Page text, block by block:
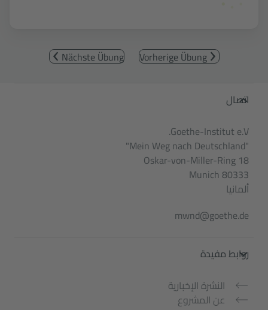
Vorherige Übung
Nächste Übung
Service- und Informationsbereich
اتصال
Goethe-Institut e.V.
"Mein Weg nach Deutschland"
Oskar-von-Miller-Ring 18
80333 Munich
ألمانيا
mwnd@goethe.de
روابط مفيدة
النشرة الإخبارية
عن المشروع